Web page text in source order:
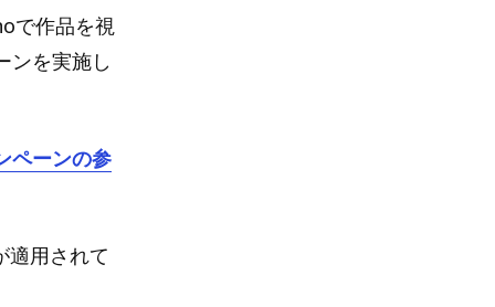
で作品を視
ンを実施し
ペーンの参
用されて